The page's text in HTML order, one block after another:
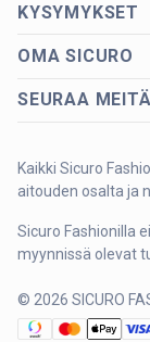
KYSYMYKSET
OMA SICURO
SEURAA MEITÄ
Kaikki Sicuro
aitouden osalta ja
Sicuro Fashionilla
myynnissä olevat
© 2026 SICURO